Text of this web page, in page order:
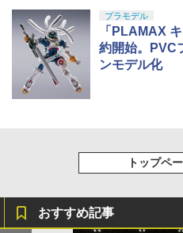
プラモデル
「PLAMAX
約開始。PVC
ンモデル化
トップペ
おすすめ記事